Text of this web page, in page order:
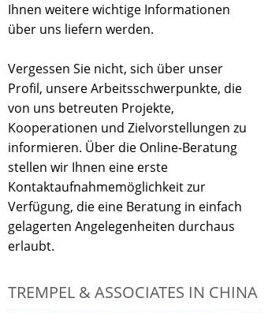
Ihnen weitere wichtige Informationen
über uns liefern werden.
Vergessen Sie nicht, sich über unser
Profil, unsere Arbeitsschwerpunkte, die
von uns betreuten Projekte,
Kooperationen und Zielvorstellungen zu
informieren. Über die Online-Beratung
stellen wir Ihnen eine erste
Kontaktaufnahmemöglichkeit zur
Verfügung, die eine Beratung in einfach
gelagerten Angelegenheiten durchaus
erlaubt.
TREMPEL & ASSOCIATES IN CHINA